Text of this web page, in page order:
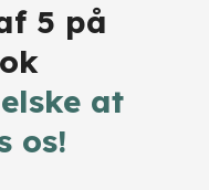
5 på
at
os!